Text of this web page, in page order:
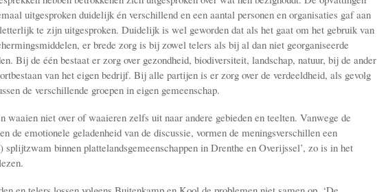
uitgesproken duidelijk én verschillend en een aantal personen en organisaties gaf aan
te zijn uitgesproken. Duidelijk is wel geworden dat als het gaat om het gebruik van
er brede zorg is bij zowel telers als bij al dan niet georganiseerde
Bij de één bestaat er zorg over gezondheid, biodiversiteit, landschap, natuur, bij de ander
van het eigen bedrijf. Bij alle partijen is er zorg over de verdeeldheid, als gevolg
de verschillende groepen in eigen gemeenschap.
waaien niet over of waaieren zelfs uit naar andere gebieden en teelten. Vanwege de
de emotionele geladenheid van de discussie, vormen de meningsverschillen een
splijtzwam binnen plattelandsgemeenschappen in Drenthe en Overijssel’, zo is in het